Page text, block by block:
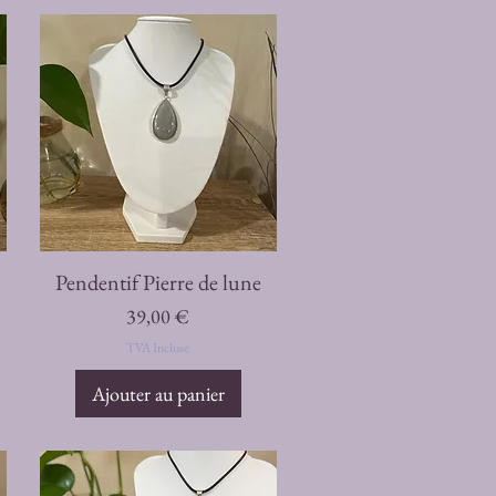
Aperçu rapide
Pendentif Pierre de lune
Prix
39,00 €
TVA Incluse
Ajouter au panier